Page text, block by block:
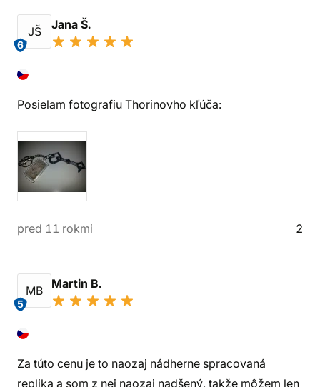
JŠ
6
Jana Š.
Posielam fotografiu Thorinovho kľúča:
pred 11 rokmi 2
MB
5
Martin B.
Za túto cenu je to naozaj nádherne spracovaná
replika a som z nej naozaj nadšený, takže môžem len